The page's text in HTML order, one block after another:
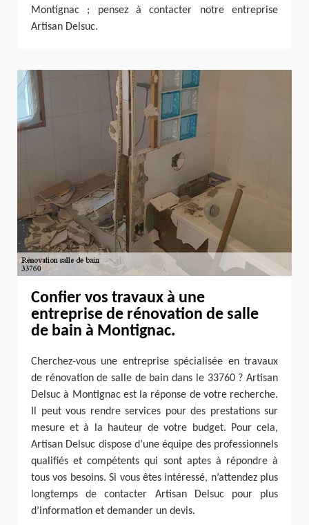
Montignac ; pensez à contacter notre entreprise
Artisan Delsuc.
Confier vos travaux à une
entreprise de rénovation de salle
de bain à Montignac.
Cherchez-vous une entreprise spécialisée en travaux
de rénovation de salle de bain dans le 33760 ? Artisan
Delsuc à Montignac est la réponse de votre recherche.
Il peut vous rendre services pour des prestations sur
mesure et à la hauteur de votre budget. Pour cela,
Artisan Delsuc dispose d’une équipe des professionnels
qualifiés et compétents qui sont aptes à répondre à
tous vos besoins. Si vous êtes intéressé, n’attendez plus
longtemps de contacter Artisan Delsuc pour plus
d’information et demander un devis.